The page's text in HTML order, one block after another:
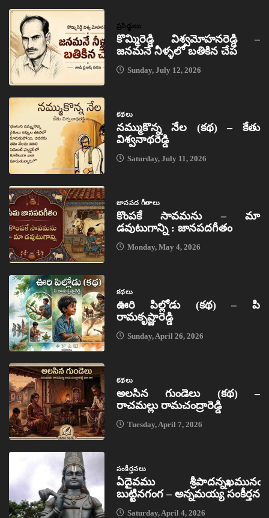
ప్రసిద్ధులు
కొమ్మిరెడ్డి విశ్వమోహనరెడ్డి –
జనమనే నీళ్ళలో బతికిన చేప
Sunday, July 12, 2026
కథలు
నమ్ముకొన్న నేల (కథ) – కేతు
విశ్వనాథరెడ్డి
Saturday, July 11, 2026
జానపద గీతాలు
కొంపకే సావమను – మా
డవుటుగాన్ని : జానపదగీతం
Monday, May 4, 2026
కథలు
ఊరి పిల్లోడు (కథ) – పి
రామకృష్ణారెడ్డి
Sunday, April 26, 2026
కథలు
అలసిన గుండెలు (కథ) –
రాచమల్లు రామచంద్రారెడ్డి
Tuesday, April 7, 2026
సంకీర్తనలు
ఏదైవము శ్రీపాదన్నఖమునఁ
బుట్టినగంగ – అన్నమయ్య సంకీర్తన
Saturday, April 4, 2026